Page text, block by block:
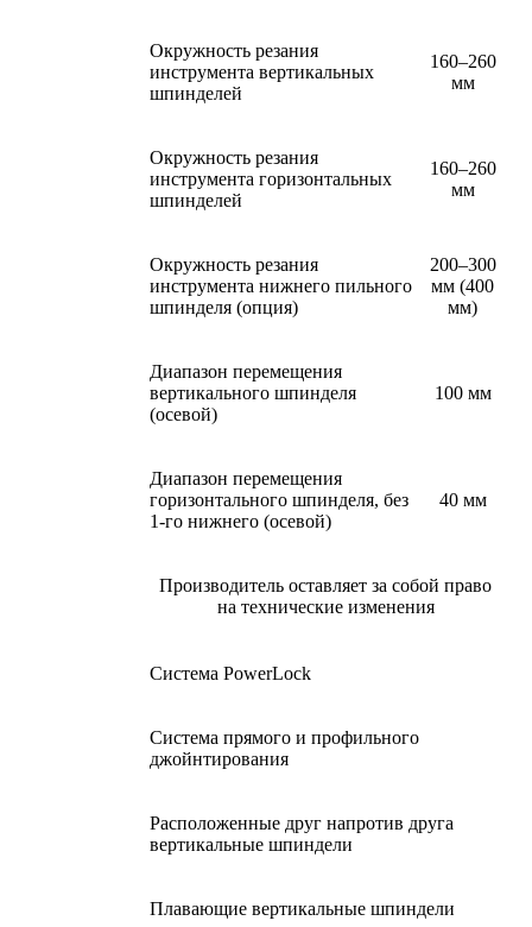
Окружность резания
инструмента вертикальных
шпинделей
160–260
мм
Окружность резания
инструмента горизонтальных
шпинделей
160–260
мм
Окружность резания
инструмента нижнего пильного
шпинделя (опция)
200–300
мм (400
мм)
Диапазон перемещения
вертикального шпинделя
(осевой)
100 мм
Диапазон перемещения
горизонтального шпинделя, без
1-го нижнего (осевой)
40 мм
Производитель оставляет за собой право
на технические изменения
Система PowerLock
Система прямого и профильного
джойнтирования
Расположенные друг напротив друга
вертикальные шпиндели
Плавающие вертикальные шпиндели